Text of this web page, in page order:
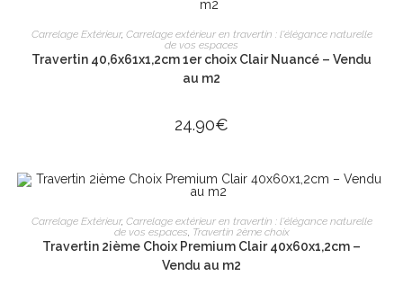
AJOUTER AU PANIER
Carrelage Extérieur, Carrelage extérieur en travertin : l'élégance naturelle
de vos espaces
Travertin 40,6x61x1,2cm 1er choix Clair Nuancé – Vendu
au m2
24.90€
AJOUTER AU PANIER
Carrelage Extérieur, Carrelage extérieur en travertin : l'élégance naturelle
de vos espaces, Travertin 2ème choix
Travertin 2ième Choix Premium Clair 40x60x1,2cm –
Vendu au m2